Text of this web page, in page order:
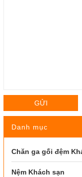
GỬI
Danh mục
Chăn ga gối đệm
Nệm Khách sạn